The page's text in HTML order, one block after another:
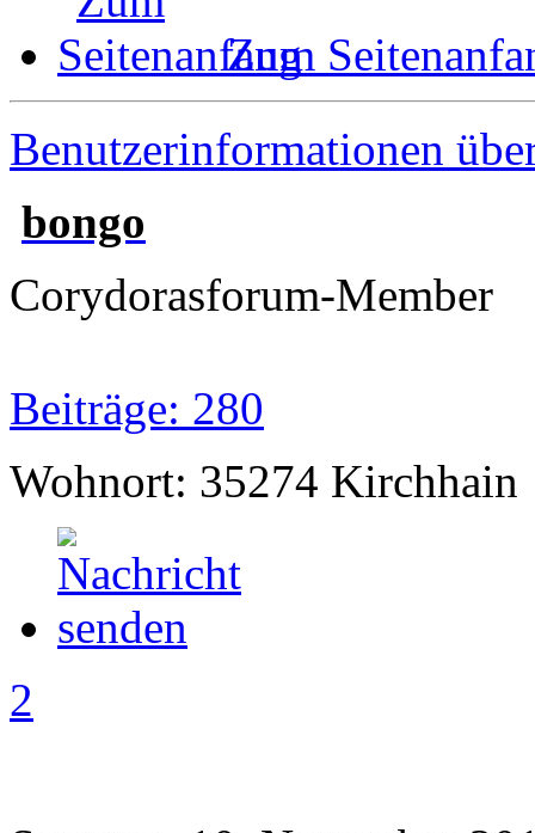
Zum
Benutzerinformationen
bongo
Corydorasforum-Member
Beiträge: 280
Wohnort: 35274 Kirchhain
2